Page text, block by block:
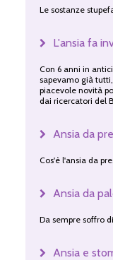
Le sostanze
L'ansia fa
Con 6 anni in
sapevamo già
piacevole novità
dai ricercatori del
Ansia da
Cos'è l'ansia da
Ansia da
Da sempre soffro
Ansia e